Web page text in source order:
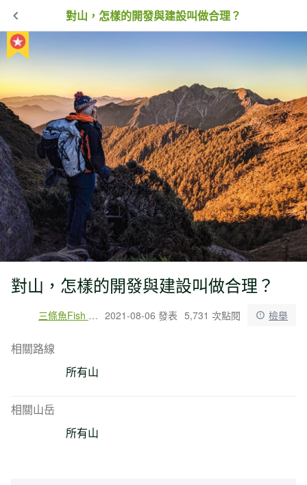
對山，怎樣的開發與建設叫做合理？
對山，怎樣的開發與建設叫做合理？
三條魚Fish Tri 2021-08-06 發表 5,731 次點閱 檢舉
相關路線
所有山
相關山岳
所有山